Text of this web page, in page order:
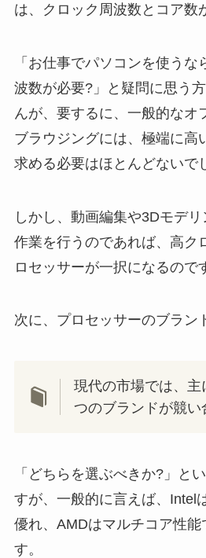
は、クロック周波数とコア数
「お仕事でパソコンを使うな
波数が必要?」と疑問に思う
んが、要するに、一般的なオ
ブラウジングには、極端に高
求める必要はほとんどないで
しかし、動画編集や3Dモデ
作業を行うのであれば、高ク
ロセッサーが一択になるので
次に、プロセッサーのブラン
現代の市場では、
つのブランドが競い
「どちらを選ぶべきか?」と
すが、一般的に言えば、Intel
優れ、AMDはマルチコア性能
す。